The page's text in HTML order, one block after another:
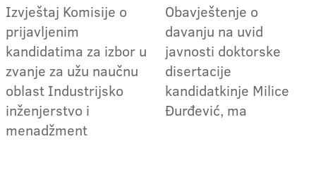
Izvještaj Komisije o
prijavljenim
kandidatima za izbor u
zvanje za užu naučnu
oblast Industrijsko
inženjerstvo i
menadžment
Obavještenje o
davanju na uvid
javnosti doktorske
disertacije
kandidatkinje Milice
Đurđević, ma